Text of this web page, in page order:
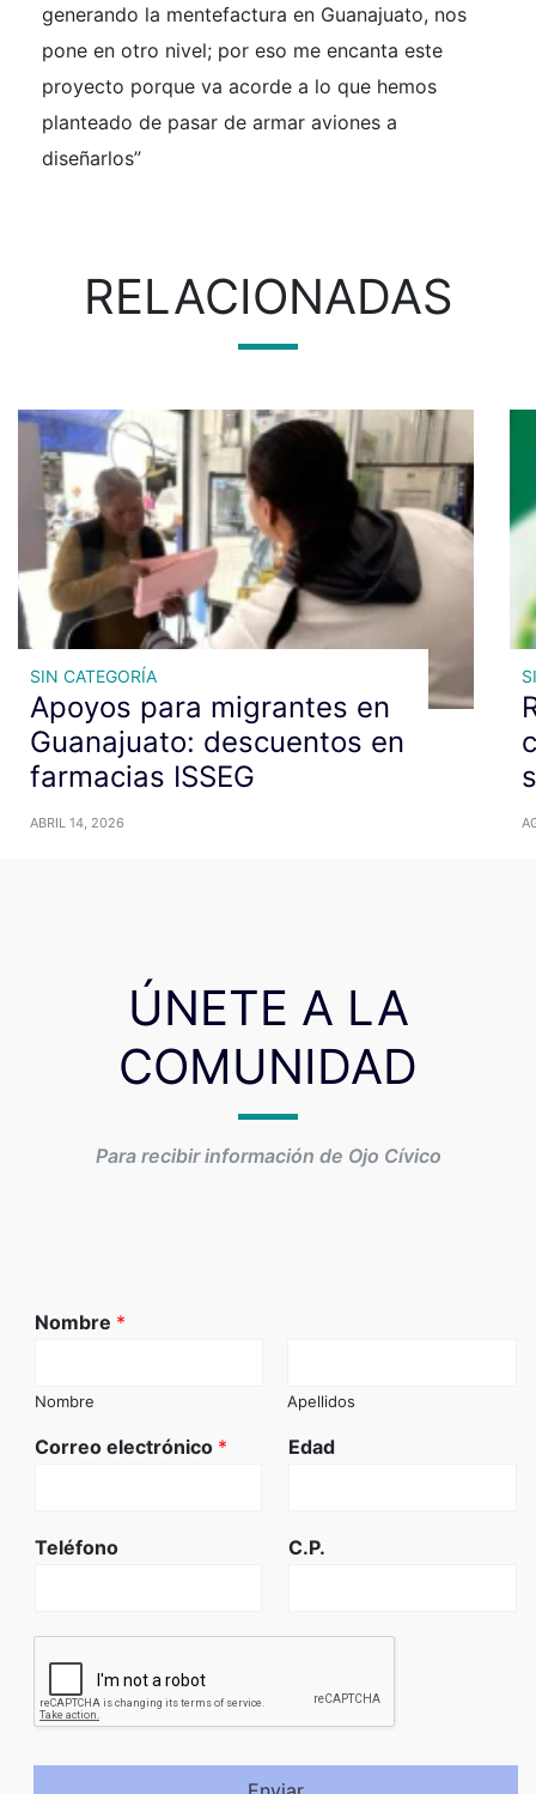
generando la mentefactura en Guanajuato, nos
pone en otro nivel; por eso me encanta este
proyecto porque va acorde a lo que hemos
planteado de pasar de armar aviones a
diseñarlos”
RELACIONADAS
SIN CATEGORÍA
Apoyos para migrantes en
Guanajuato: descuentos en
farmacias ISSEG
ABRIL 14, 2026
ÚNETE A LA
COMUNIDAD
Para recibir información de Ojo Cívico
Nombre *
Nombre Apellidos
Correo electrónico * Edad
Teléfono C.P.